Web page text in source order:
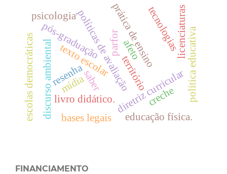
resenha território
diretriz curricular
prática de ensino
texto escolar
políticas de avaliação
pós-graduação
saber política educativa
discurso ambiental mídia
livro didático.
escolas democráticas
licenciaturas
parfor
educação física.
creche
bases legais
psicologia tecnologias
afeto
FINANCIAMENTO